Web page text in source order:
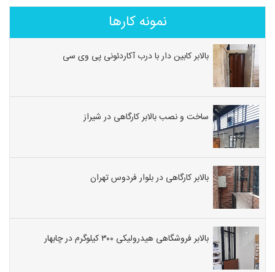
نمونه کارها
بالابر کابین دار با درب آکاردئونی پی وی سی
ساخت و نصب بالابر کارگاهی در شیراز
بالابر کارگاهی در بلوار فردوس تهران
بالابر فروشگاهی هیدرولیکی ۳۰۰ کیلوگرم در چابهار